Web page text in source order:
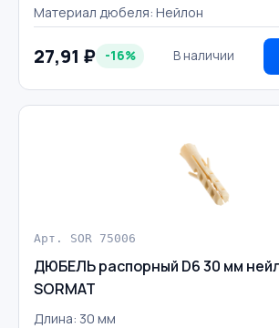
Материал дюбеля: Нейлон
27,91 ₽ -16% В наличии
Арт. SOR 75006
ДЮБЕЛЬ распорный D6 30 мм
SORMAT
Длина: 30 мм